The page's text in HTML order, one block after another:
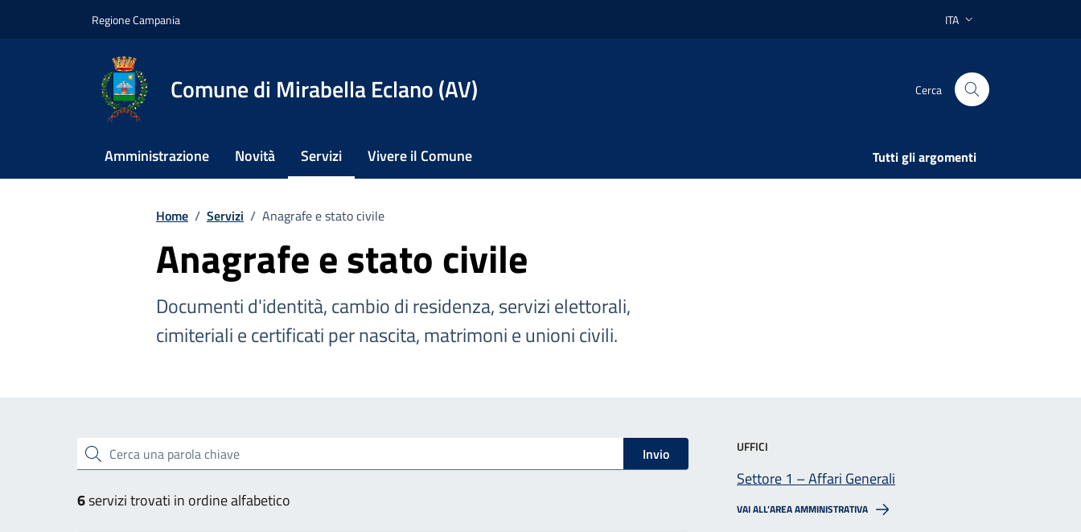
Regione Campania Lingua attiva:
ITA
Comune di Mirabella Eclano (AV) Cerca
Amministrazione Novità Servizi Vivere il Comune Tutti gli argomenti
Home / Servizi / Anagrafe e stato civile
Anagrafe e stato civile
Documenti d'identità, cambio di residenza, servizi elettorali,
cimiteriali e certificati per nascita, matrimoni e unioni civili.
Cerca una parola chiave Invio
6servizi trovati in ordine alfabetico
UFFICI
Settore 1 – Affari Generali
VAI ALL’AREA AMMINISTRATIVA